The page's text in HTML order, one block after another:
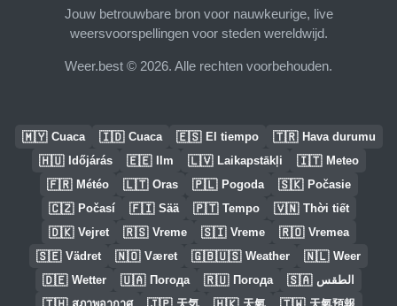
Jouw betrouwbare bron voor nauwkeurige, live
weersvoorspellingen voor steden wereldwijd.
Weer.best © 2026. Alle rechten voorbehouden.
🇲🇾 Cuaca 🇮🇩 Cuaca 🇪🇸 El tiempo 🇹🇷 Hava durumu
🇭🇺 Időjárás 🇪🇪 Ilm 🇱🇻 Laikapstākļi 🇮🇹 Meteo
🇫🇷 Météo 🇱🇹 Oras 🇵🇱 Pogoda 🇸🇰 Počasie
🇨🇿 Počasí 🇫🇮 Sää 🇵🇹 Tempo 🇻🇳 Thời tiết
🇩🇰 Vejret 🇷🇸 Vreme 🇸🇮 Vreme 🇷🇴 Vremea
🇸🇪 Vädret 🇳🇴 Været 🇬🇧🇺🇸 Weather 🇳🇱 Weer
🇩🇪 Wetter 🇺🇦 Погода 🇷🇺 Погода 🇸🇦 الطقس